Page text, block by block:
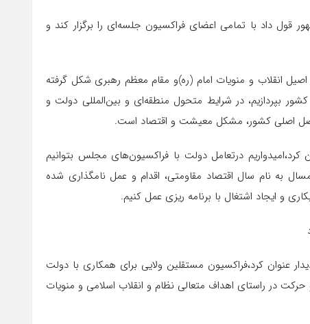
داد با تمامی اعضای فراکسیون جلسه‌ای را برگزار کند و
اصیل انقلاب و منویات امام (ره)و مقام معظم رهبری شکل گرفته
بپردازیم، در شرایط متحول منطقه‌ای و بین‌المللی دولت و
اصلی کشور، مشکل معیشت و اقتصاد است.
درتعامل دولت با فراکسیون‌های مجلس بتوانیم
به نام سال اقتصاد مقاومتی، اقدام و عمل نامگذاری شده
ایجاد اشتغال با برنامه ریزی عمل کنیم.
عنوان کرد،فراکسیون مستقلین ولایی برای همکاری با دولت
در راستای اهداف متعالی نظام و انقلاب اسلامی و منویات